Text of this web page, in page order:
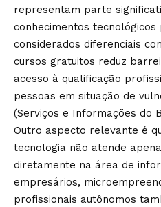
representam parte
conhecimentos
considerados diferenciais
cursos gratuitos reduz
acesso à qualificação
pessoas em situação de
(Serviços e Informações do
Outro aspecto relevante é
tecnologia não atende
diretamente na área de
empresários,
profissionais autônomos